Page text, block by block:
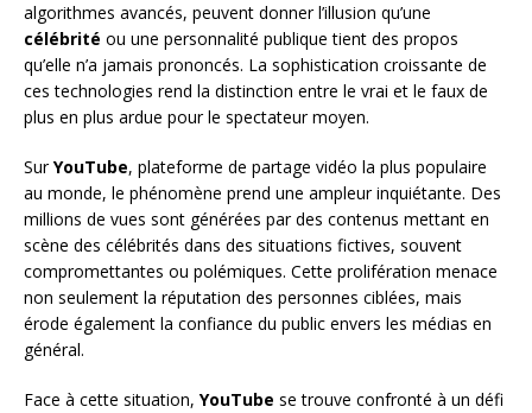
algorithmes avancés, peuvent donner l’illusion qu’une
célébrité ou une personnalité publique tient des propos
qu’elle n’a jamais prononcés. La sophistication croissante de
ces technologies rend la distinction entre le vrai et le faux de
plus en plus ardue pour le spectateur moyen.
SurYouTube, plateforme de partage vidéo la plus populaire
au monde, le phénomène prend une ampleur inquiétante. Des
millions de vues sont générées par des contenus mettant en
scène des célébrités dans des situations fictives, souvent
compromettantes ou polémiques. Cette prolifération menace
non seulement la réputation des personnes ciblées, mais
érode également la confiance du public envers les médias en
général.
Face à cette situation, YouTube se trouve confronté à un défi